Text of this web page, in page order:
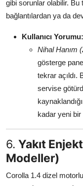
gibi sorunlar olabilir. Bu
bağlantılardan ya da
Kullanıcı Yorumu:
Nihal Hanım
gösterge
tekrar açıldı.
servise
kadar yeni
6. Yakıt
Modeller)
Corolla 1.4 dizel